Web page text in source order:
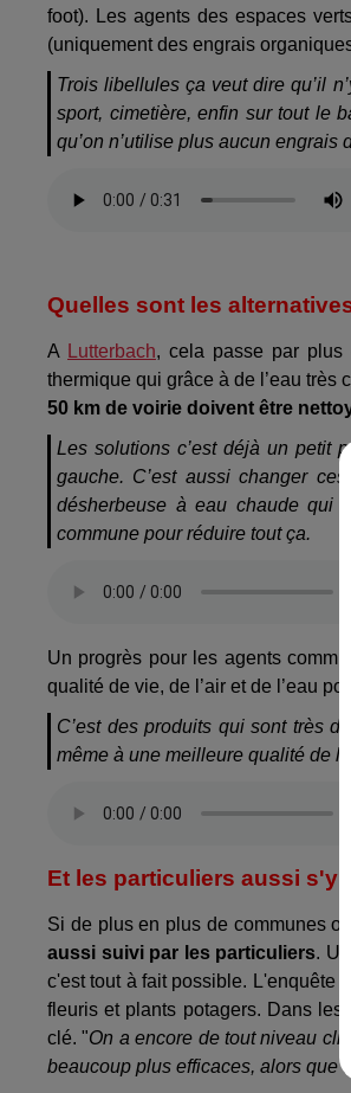
foot). Les agents des espaces
(uniquement des engrais
Trois libellules ça veut dire qu’il
sport, cimetière, enfin sur tout le
qu’on n’utilise plus aucun engrais
Quelles sont les
A Lutterbach, cela passe par plus
thermique qui grâce à de l’eau très
50 km de voirie doivent être
Les solutions c’est déjà un petit
gauche. C’est aussi changer
désherbeuse à eau chaude qui
commune pour réduire tout ça.
Un progrès pour les agents
qualité de vie, de l’air et de l’eau
C’est des produits qui sont très
même à une meilleure qualité de
Et les particuliers aussi s'y
Si de plus en plus de communes
aussi suivi par les particuliers.
c'est tout à fait possible. L'enquête
fleuris et plants potagers. Dans les
clé. "On a encore de tout niveau
beaucoup plus efficaces, alors que